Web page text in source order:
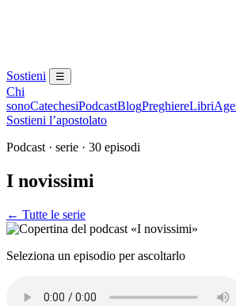
Sostieni ☰
Chi
sonoCatechesiPodcastBlogPreghiereLibri
Sostieni l’apostolato
Podcast · serie · 30 episodi
I novissimi
← Tutte le serie
Morte · Giudizio · Inferno · Paradiso ·
Seleziona un episodio per ascoltarlo